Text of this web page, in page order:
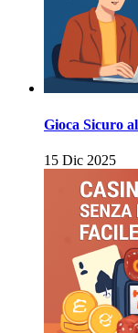
Gioca Sicuro
15 Dic 2025